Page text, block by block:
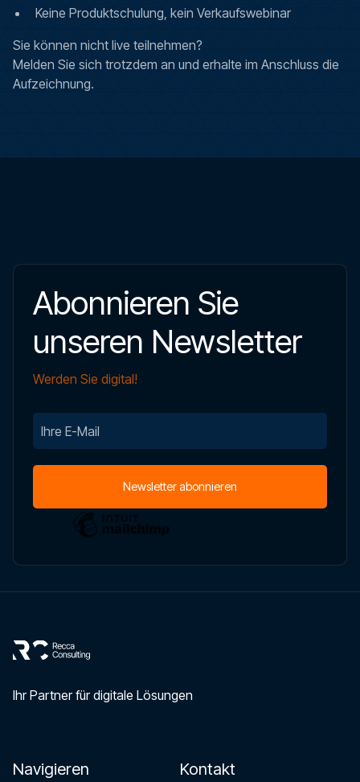
Keine Produktschulung, kein Verkaufswebinar
Sie können nicht live teilnehmen?
Melden Sie sich trotzdem an und erhalte im Anschluss die
Aufzeichnung.
Abonnieren Sie
unseren Newsletter
Werden Sie digital!
Ihr Partner für digitale Lösungen
Navigieren Kontakt